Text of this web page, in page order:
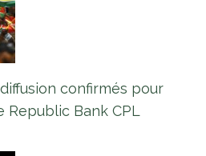
confirmés pour
Republic Bank CPL